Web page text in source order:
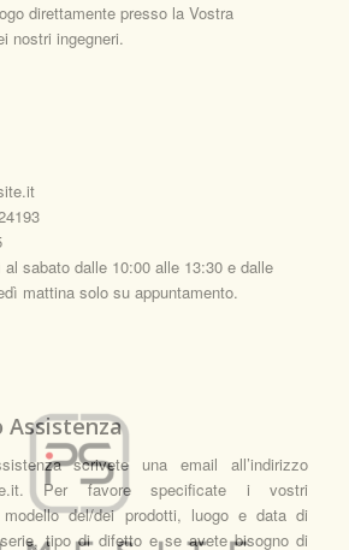
direttamente presso la Vostra
nostri ingegneri.
al sabato dalle 10:00 alle 13:30 e dalle
mattina solo su appuntamento.
Assistenza
scrivete una email all’indirizzo
Per favore specificate i vostri
del/dei prodotti, luogo e data di
tipo di difetto e se avete bisogno di